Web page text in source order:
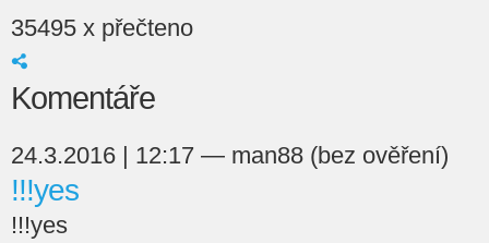
35495 x přečteno
Komentáře
24.3.2016 | 12:17 — man88 (bez ověření)
!!!yes
!!!yes